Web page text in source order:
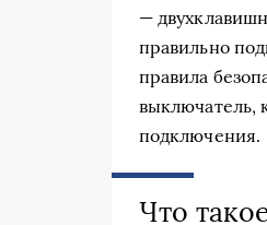
—
правильно
правила
выключатель,
подключения.
Что